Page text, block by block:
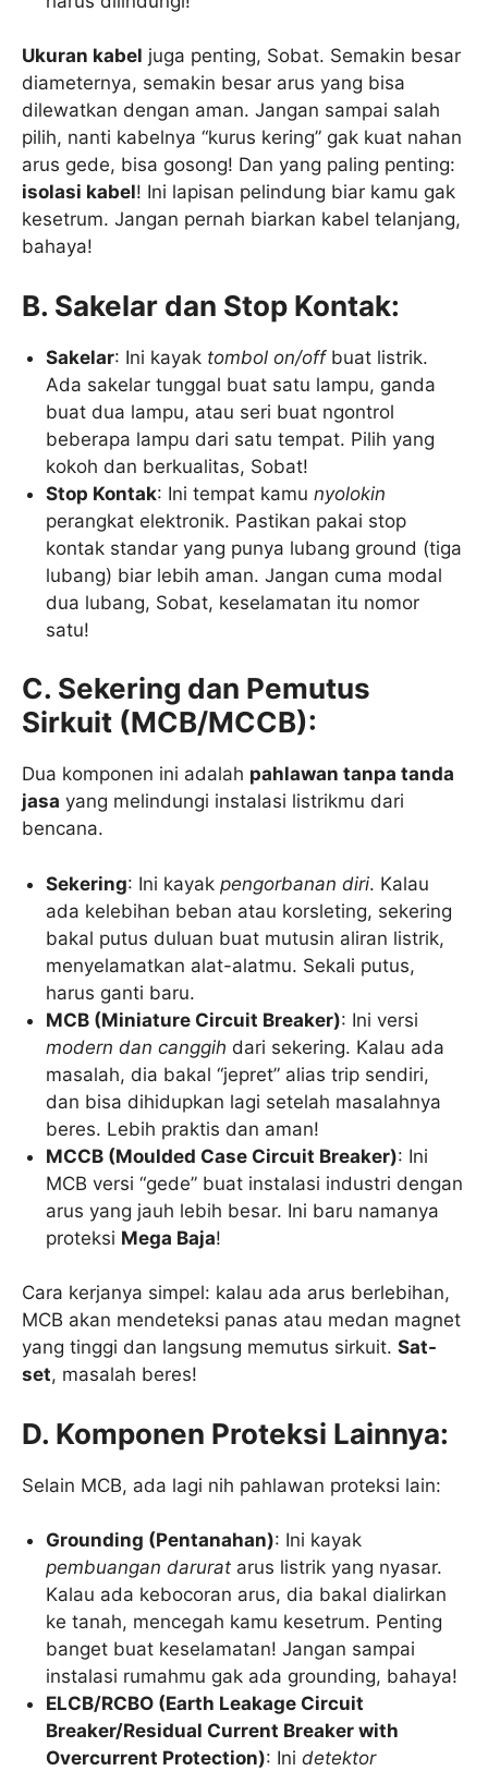
Ukuran kabel juga penting, Sobat. Semakin besar
diameternya, semakin besar arus yang bisa
dilewatkan dengan aman. Jangan sampai salah
pilih, nanti kabelnya “kurus kering” gak kuat nahan
arus gede, bisa gosong! Dan yang paling penting:
isolasi kabel! Ini lapisan pelindung biar kamu gak
kesetrum. Jangan pernah biarkan kabel telanjang,
bahaya!
B. Sakelar dan Stop Kontak:
Sakelar: Ini kayak tombol on/offbuat listrik.
Ada sakelar tunggal buat satu lampu, ganda
buat dua lampu, atau seri buat ngontrol
beberapa lampu dari satu tempat. Pilih yang
kokoh dan berkualitas, Sobat!
Stop Kontak: Ini tempat kamunyolokin
perangkat elektronik. Pastikan pakai stop
kontak standar yang punya lubang ground (tiga
lubang) biar lebih aman. Jangan cuma modal
dua lubang, Sobat, keselamatan itu nomor
satu!
C. Sekering dan Pemutus
Sirkuit (MCB/MCCB):
Dua komponen ini adalah pahlawan tanpa tanda
jasa yang melindungi instalasi listrikmu dari
bencana.
Sekering: Ini kayakpengorbanan diri. Kalau
ada kelebihan beban atau korsleting, sekering
bakal putus duluan buat mutusin aliran listrik,
menyelamatkan alat-alatmu. Sekali putus,
harus ganti baru.
MCB (Miniature Circuit Breaker): Ini versi
modern dan canggih dari sekering. Kalau ada
masalah, dia bakal “jepret” alias trip sendiri,
dan bisa dihidupkan lagi setelah masalahnya
beres. Lebih praktis dan aman!
MCCB (Moulded Case Circuit Breaker): Ini
MCB versi “gede” buat instalasi industri dengan
arus yang jauh lebih besar. Ini baru namanya
proteksi Mega Baja!
Cara kerjanya simpel: kalau ada arus berlebihan,
MCB akan mendeteksi panas atau medan magnet
yang tinggi dan langsung memutus sirkuit. Sat-
set, masalah beres!
D. Komponen Proteksi Lainnya:
Selain MCB, ada lagi nih pahlawan proteksi lain:
Grounding (Pentanahan): Ini kayak
pembuangan darurat arus listrik yang nyasar.
Kalau ada kebocoran arus, dia bakal dialirkan
ke tanah, mencegah kamu kesetrum. Penting
banget buat keselamatan! Jangan sampai
instalasi rumahmu gak ada grounding, bahaya!
ELCB/RCBO (Earth Leakage Circuit
Breaker/Residual Current Breaker with
Overcurrent Protection): Inidetektor